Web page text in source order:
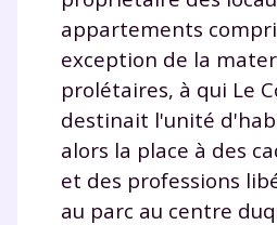
appartements
exception de la
prolétaires, à qui Le
destinait l'unité
alors la place à des
et des professions
au parc au centre
la marque myMaxicours, afin que
accès au service de soutien scolaire
savoir plus sur la gestion de vos
pour exercer vos droits, vous
charte .
J’accepte de recevoir
communications de
myMaxicours.